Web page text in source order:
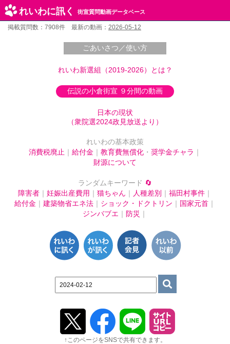
れいわに訊く 街宣質問動画データベース
掲載質問数：7908件 最新の動画： 2026-05-12
ごあいさつ／使い方
れいわ新選組（2019-2026）とは？
伝説の小倉街宣 ９分間の動画
日本の現状
（衆院選2024政見放送より）
れいわの基本政策
消費税廃止
給付金 教育費無償化 ・ 奨学金チャラ
財源について
ランダムキーワード 🔄
障害者
妊娠出産費用 猫ちゃん 人種差別 福田村事件
給付金
建築物省エネ法 ショック・ドクトリン 国家元首
ジンバブエ
防災
↑このページをSNSで共有できます。